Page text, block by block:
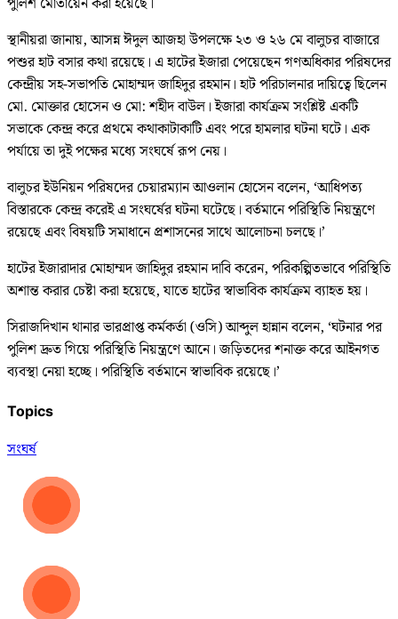
স্থানীয়রা জানায়, আসন্ন ঈদুল আজহা উপলক্ষে ২৩ ও ২৬ মে বালুচর বাজারে
পশুর হাট বসার কথা রয়েছে। এ হাটের ইজারা পেয়েছেন গণঅধিকার পরিষদের
কেন্দ্রীয় সহ-সভাপতি মোহাম্মদ জাহিদুর রহমান। হাট পরিচালনার দায়িত্বে ছিলেন
মো. মোক্তার হোসেন ও মো: শহীদ বাউল। ইজারা কার্যক্রম সংশ্লিষ্ট একটি
সভাকে কেন্দ্র করে প্রথমে কথাকাটাকাটি এবং পরে হামলার ঘটনা ঘটে। এক
পর্যায়ে তা দুই পক্ষের মধ্যে সংঘর্ষে রূপ নেয়।
বালুচর ইউনিয়ন পরিষদের চেয়ারম্যান আওলান হোসেন বলেন, ‘আধিপত্য
বিস্তারকে কেন্দ্র করেই এ সংঘর্ষের ঘটনা ঘটেছে। বর্তমানে পরিস্থিতি নিয়ন্ত্রণে
রয়েছে এবং বিষয়টি সমাধানে প্রশাসনের সাথে আলোচনা চলছে।’
হাটের ইজারাদার মোহাম্মদ জাহিদুর রহমান দাবি করেন, পরিকল্পিতভাবে পরিস্থিতি
অশান্ত করার চেষ্টা করা হয়েছে, যাতে হাটের স্বাভাবিক কার্যক্রম ব্যাহত হয়।
সিরাজদিখান থানার ভারপ্রাপ্ত কর্মকর্তা (ওসি) আব্দুল হান্নান বলেন, ‘ঘটনার পর
পুলিশ দ্রুত গিয়ে পরিস্থিতি নিয়ন্ত্রণে আনে। জড়িতদের শনাক্ত করে আইনগত
ব্যবস্থা নেয়া হচ্ছে। পরিস্থিতি বর্তমানে স্বাভাবিক রয়েছে।’
Topics
সংঘর্ষ